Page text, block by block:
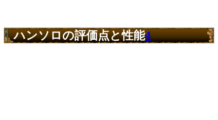
ハンソロの評価点と性能4